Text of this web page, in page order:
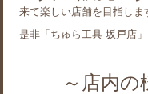
来て楽しい店舗を目指しま
是非「ちゅら工具 坂戸店
～店内の